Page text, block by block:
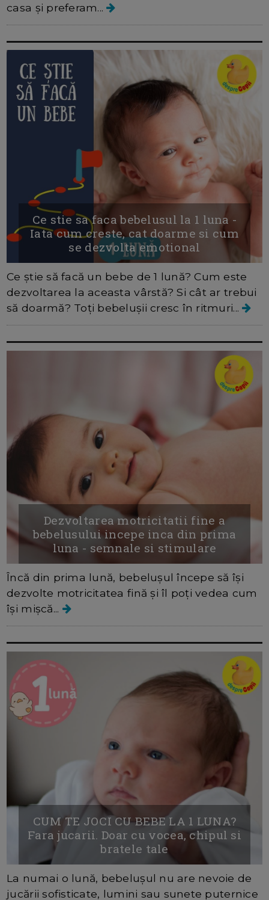
casa și preferam...
Ce stie sa faca bebelusul la 1 luna -
Iata cum creste, cat doarme si cum
se dezvolta emotional
Ce știe să facă un bebe de 1 lună? Cum este
dezvoltarea la aceasta vârstă? Si cât ar trebui
să doarmă? Toți bebelușii cresc în ritmuri...
Dezvoltarea motricitatii fine a
bebelusului incepe inca din prima
luna - semnale si stimulare
Încă din prima lună, bebelușul începe să își
dezvolte motricitatea fină și îl poți vedea cum
își mișcă...
CUM TE JOCI CU BEBE LA 1 LUNA?
Fara jucarii. Doar cu vocea, chipul si
bratele tale
La numai o lună, bebelușul nu are nevoie de
jucării sofisticate, lumini sau sunete puternice